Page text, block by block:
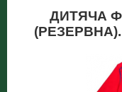
ДИТЯЧА